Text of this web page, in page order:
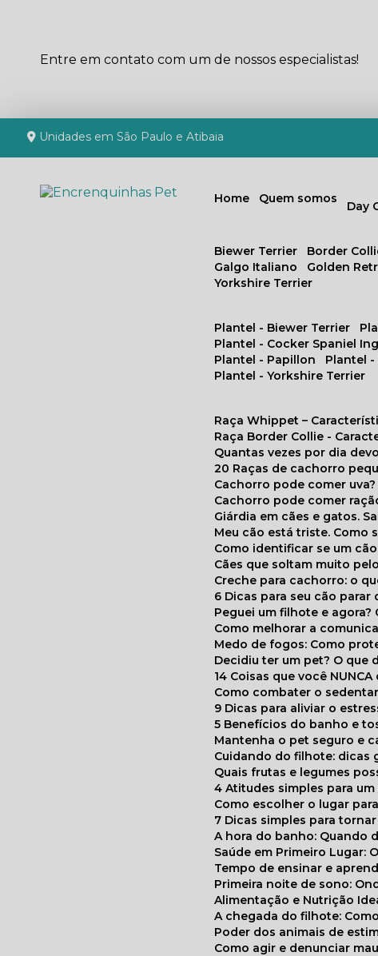
Entre em contato com um de nossos especialistas!
Unidades em São Paulo e Atibaia
Home Quem somos
Plantel - Biewer Terrier
Plantel - Cocker Spaniel
Plantel - Papillon
Plantel
Plantel - Yorkshire Terrier
Raça Whippet –
Raça Border Collie -
Quantas vezes por dia
20 Raças de cachorro
Cachorro pode comer
Cachorro pode comer
Giárdia em cães e gatos.
Meu cão está triste.
Como identificar se um
Cães que soltam muito
Creche para cachorro: o
6 Dicas para seu cão
Peguei um filhote e
Como melhorar a
Medo de fogos: Como
Decidiu ter um pet? O
14 Coisas que você
Como combater o
9 Dicas para aliviar o
5 Benefícios do banho e
Mantenha o pet seguro e
Cuidando do filhote:
Quais frutas e legumes
4 Atitudes simples para
Como escolher o lugar
7 Dicas simples para
A hora do banho:
Saúde em Primeiro
Tempo de ensinar e
Primeira noite de sono:
Alimentação e Nutrição
A chegada do filhote:
Poder dos animais de
Como agir e denunciar
Day
Biewer Terrier
Border
Galgo Italiano
Golden
Yorkshire Terrier